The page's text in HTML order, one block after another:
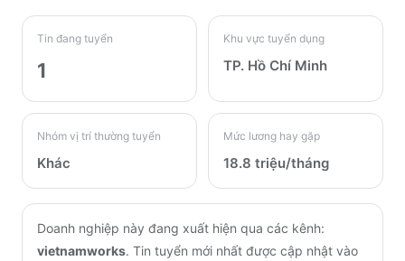
Tin đang tuyển
1
Khu vực tuyển dụng
TP. Hồ Chí Minh
Nhóm vị trí thường tuyển
Khác
Mức lương hay gặp
18.8 triệu/tháng
Doanh nghiệp này đang xuất hiện qua các kênh:
vietnamworks. Tin tuyển mới nhất được cập nhật vào